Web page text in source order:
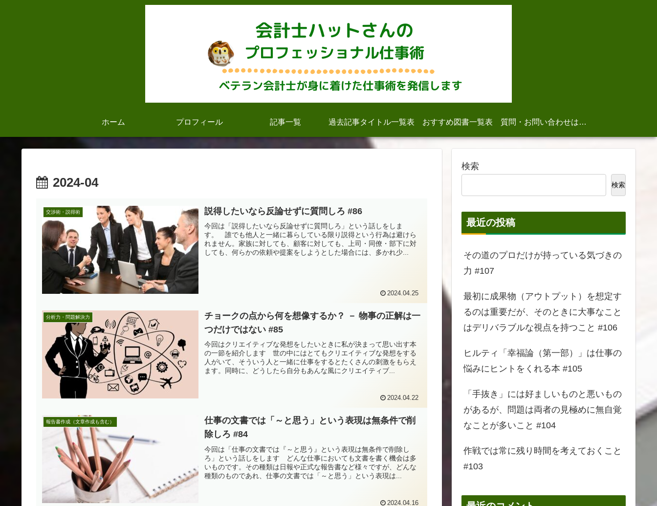
ホーム プロフィール 記事一覧 過去記事タイトル一覧表 おすすめ図書一覧表 質問・お問い合わせはこちら
2024-04
交渉術・説得術 説得したいなら反論せずに質問しろ #86
今回は「説得したいなら反論せずに質問しろ」という話しをしま
す。 誰でも他人と一緒に暮らしている限り説得という行為は避けら
れません。家族に対しても、顧客に対しても、上司・同僚・部下に対
しても、何らかの依頼や提案をしようとした場合には、多かれ少...
2024.04.25
分析力・問題解決力
チョークの点から何を想像するか？ － 物事の正解は一
つだけではない #85
今回はクリエイティブな発想をしたいときに私が決まって思い出す本
の一節を紹介します 世の中にはとてもクリエイティブな発想をする
人がいて、そういう人と一緒に仕事をするとたくさんの刺激をもらえ
ます。同時に、どうしたら自分もあんな風にクリエイティブ...
2024.04.22
報告書作成（文章作成も含む）
仕事の文書では「～と思う」という表現は無条件で削
除しろ #84
今回は「仕事の文書では『～と思う』という表現は無条件で削除し
ろ」という話しをします どんな仕事においても文書を書く機会は多
いものです。その種類は日報や正式な報告書など様々ですが、どんな
種類のものであれ、仕事の文書では「～と思う」という表現は...
2024.04.16
検索
検索
最近の投稿
その道のプロだけが持っている気づきの
力 #107
最初に成果物（アウトプット）を想定す
るのは重要だが、そのときに大事なこと
はデリバラブルな視点を持つこと #106
ヒルティ「幸福論（第一部）」は仕事の
悩みにヒントをくれる本 #105
「手抜き」には好ましいものと悪いもの
があるが、問題は両者の見極めに無自覚
なことが多いこと #104
作戦では常に残り時間を考えておくこと
#103